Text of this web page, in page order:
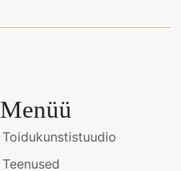
Menüü
Toidukunstistuudio
Teenused